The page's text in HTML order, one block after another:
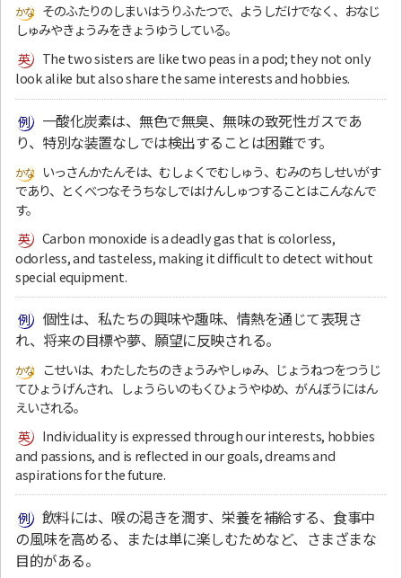
そのふたりのしまいはうりふたつで、ようしだけでなく、おなじ
しゅみやきょうみをきょうゆうしている。
The two sisters are like two peas in a pod; they not only
look alike but also share the same interests and hobbies.
一酸化炭素は、無色で無臭、無味の致死性ガスであ
り、特別な装置なしでは検出することは困難です。
いっさんかたんそは、むしょくでむしゅう、むみのちしせいがす
であり、とくべつなそうちなしではけんしゅつすることはこんなんで
す。
Carbon monoxide is a deadly gas that is colorless,
odorless, and tasteless, making it difficult to detect without
special equipment.
個性は、私たちの興味や趣味、情熱を通じて表現さ
れ、将来の目標や夢、願望に反映される。
こせいは、わたしたちのきょうみやしゅみ、じょうねつをつうじ
てひょうげんされ、しょうらいのもくひょうやゆめ、がんぼうにはん
えいされる。
Individuality is expressed through our interests, hobbies
and passions, and is reflected in our goals, dreams and
aspirations for the future.
飲料には、喉の渇きを潤す、栄養を補給する、食事中
の風味を高める、または単に楽しむためなど、さまざまな
目的がある。